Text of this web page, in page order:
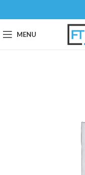
MENU